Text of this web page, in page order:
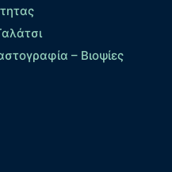
– Βιοψίες